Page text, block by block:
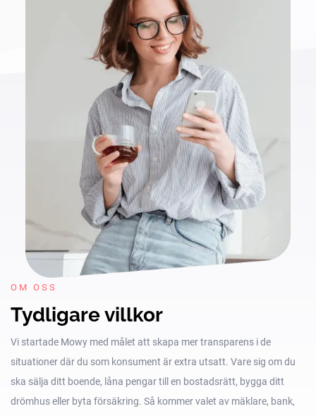
OM OSS
Tydligare villkor
Vi startade Mowy med målet att skapa mer transparens i de
situationer där du som konsument är extra utsatt. Vare sig om du
ska sälja ditt boende, låna pengar till en bostadsrätt, bygga ditt
drömhus eller byta försäkring. Så kommer valet av mäklare, bank,